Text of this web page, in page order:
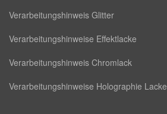
Verarbeitungshinweis Glitter
Verarbeitungshinweise Effektlacke
Verarbeitungshinweis Chromlack
Verarbeitungshinweise Holographie Lacke